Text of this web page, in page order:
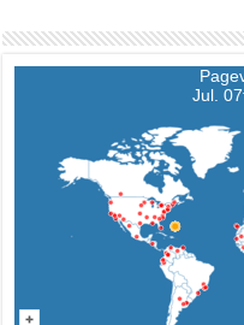
Jul.